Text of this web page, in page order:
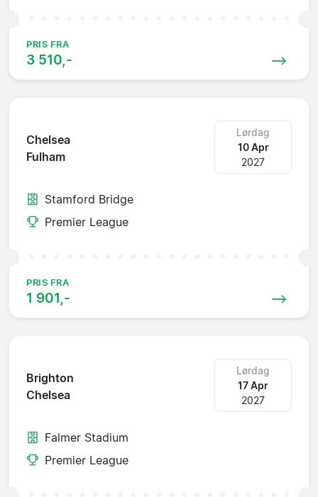
PRIS FRA
3 510,-
Chelsea
Fulham
Lørdag
10 Apr
2027
Stamford Bridge
Premier League
PRIS FRA
1 901,-
Brighton
Chelsea
Lørdag
17 Apr
2027
Falmer Stadium
Premier League